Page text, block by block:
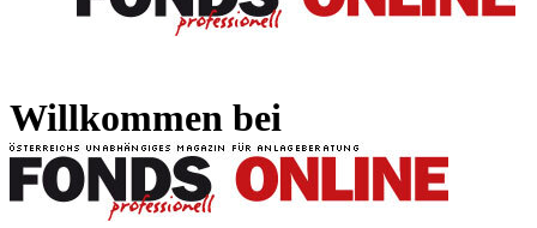
Willkommen bei